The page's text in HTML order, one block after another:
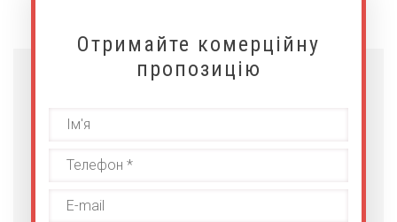
Отримайте комерційну
пропозицію